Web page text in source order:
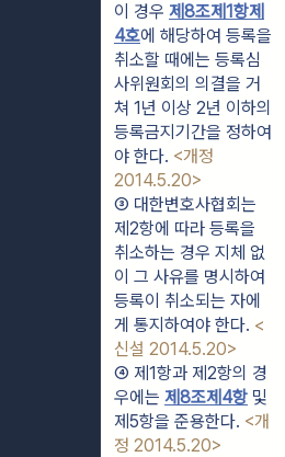
이 경우 제8조제1항제
4호에 해당하여 등록을
취소할 때에는 등록심
사위원회의 의결을 거
쳐 1년 이상 2년 이하의
등록금지기간을 정하여
야 한다. <개정
2014.5.20>
③ 대한변호사협회는
제2항에 따라 등록을
취소하는 경우 지체 없
이 그 사유를 명시하여
등록이 취소되는 자에
게 통지하여야 한다. <
신설 2014.5.20>
④ 제1항과 제2항의 경
우에는 제8조제4항 및
제5항을 준용한다. <개
정 2014.5.20>